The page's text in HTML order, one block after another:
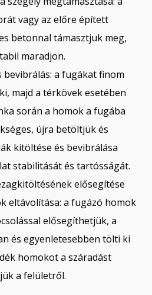
vagy az előre épített
betonnal támasztjuk meg,
maradjon.
bevibrálás: a fugákat finom
majd a térkövek esetében
során a homok a fugába
újra betöltjük és
kitöltése és bevibrálása
stabilitását és tartósságát.
elősegítése
eltávolítása: a fugázó homok
elősegíthetjük, a
és egyenletesebben tölti ki
homokot a száradást
a felületről.